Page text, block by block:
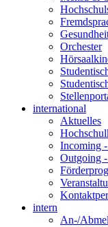
Orchester
international
Aktuelles
Incoming
Outgoing
intern
An-/